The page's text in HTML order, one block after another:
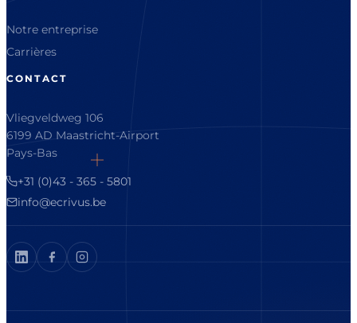
Notre entreprise
Carrières
CONTACT
Vliegveldweg 106
6199 AD Maastricht-Airport
Pays-Bas
+31 (0)43 - 365 - 5801
info@ecrivus.be